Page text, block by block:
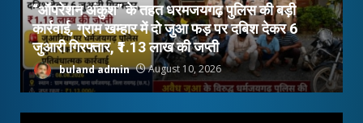
“ऑपरेशन अंकुश” के तहत धरमजयगढ़ पुलिस की बड़ी
कार्रवाई, ग्राम खम्हार में दो जुआ फड़ पर दबिश देकर 6
जुआरी गिरफ्तार, ₹1.13 लाख की जप्ती
buland admin August 10, 2026